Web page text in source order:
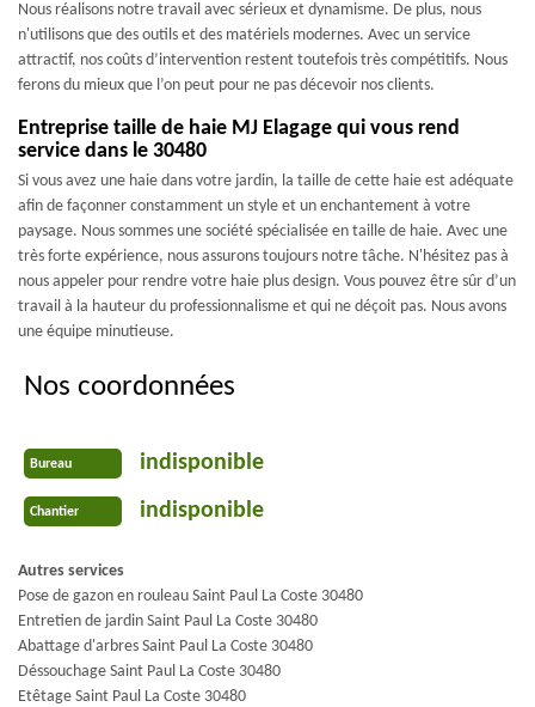
Nous réalisons notre travail avec sérieux et dynamisme. De plus, nous
n'utilisons que des outils et des matériels modernes. Avec un service
attractif, nos coûts d’intervention restent toutefois très compétitifs. Nous
ferons du mieux que l’on peut pour ne pas décevoir nos clients.
Entreprise taille de haie MJ Elagage qui vous rend
service dans le 30480
Si vous avez une haie dans votre jardin, la taille de cette haie est adéquate
afin de façonner constamment un style et un enchantement à votre
paysage. Nous sommes une société spécialisée en taille de haie. Avec une
très forte expérience, nous assurons toujours notre tâche. N'hésitez pas à
nous appeler pour rendre votre haie plus design. Vous pouvez être sûr d’un
travail à la hauteur du professionnalisme et qui ne déçoit pas. Nous avons
une équipe minutieuse.
Nos coordonnées
Bureau indisponible
Chantier indisponible
Autres services
Pose de gazon en rouleau Saint Paul La Coste 30480
Entretien de jardin Saint Paul La Coste 30480
Abattage d'arbres Saint Paul La Coste 30480
Déssouchage Saint Paul La Coste 30480
Etêtage Saint Paul La Coste 30480